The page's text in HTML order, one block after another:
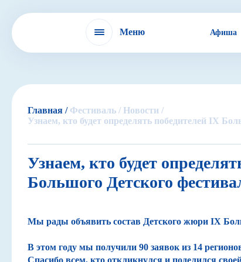
Фестиваль
ЭХО БДФ в России
Меню Афиша
Главная / Фестиваль / Новости /
Узнаем, кто будет определять победителей IX
Узнаем, кто будет
Большого Детского
Мы рады объявить состав Детского жюри IX
В этом году мы получили 90 заявок из 14
Спасибо всем, кто откликнулся и поделился